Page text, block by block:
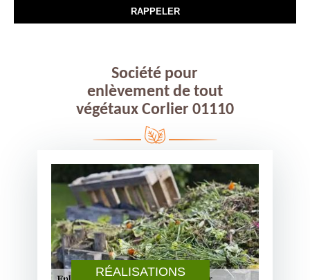
RÉALISATIONS
Société pour
enlèvement de tout
végétaux Corlier 01110